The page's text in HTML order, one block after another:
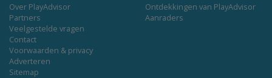
Over PlayAdvisor
Partners
Veelgestelde vragen
Contact
Voorwaarden & privacy
Adverteren
Sitemap
Ontdekkingen van PlayAdvisor
Aanraders